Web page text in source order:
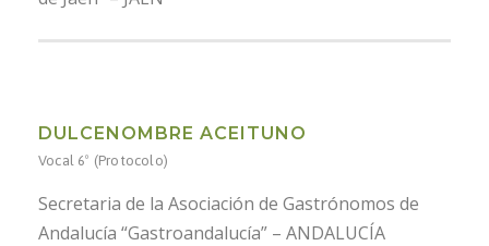
DULCENOMBRE ACEITUNO
Vocal 6º (Protocolo)
Secretaria de la Asociación de Gastrónomos de
Andalucía “Gastroandalucía” – ANDALUCÍA